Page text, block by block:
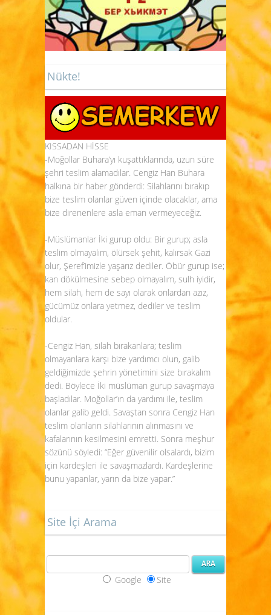
Nükte!
KISSADAN HİSSE
-Moğollar Buhara’yı kuşattıklarında, uzun süre
şehri teslim alamadılar. Cengiz Han Buhara
halkına bir haber gönderdi: Silahlarını bırakıp
bize teslim olanlar güven içinde olacaklar, ama
bize direnenlere asla eman vermeyeceğiz.
-Müslümanlar İki gurup oldu: Bir gurup; asla
teslim olmayalım, ölürsek şehit, kalırsak Gazi
olur, Şeref’imizle yaşarız dediler. Öbür gurup ise;
kan dökülmesine sebep olmayalım, sulh iyidir,
hem silah, hem de sayı olarak onlardan azız,
gücümüz onlara yetmez, dediler ve teslim
oldular.
-Cengiz Han, silah bırakanlara; teslim
olmayanlara karşı bize yardımcı olun, galib
geldiğimizde şehrin yönetimini size bırakalım
dedi. Böylece İki müslüman gurup savaşmaya
başladılar. Moğollar’ın da yardımı ile, teslim
olanlar galib geldi. Savaştan sonra Cengiz Han
teslim olanların silahlarının alınmasını ve
kafalarının kesilmesini emretti. Sonra meşhur
sözünü söyledi: “Eğer güvenilir olsalardı, bizim
için kardeşleri ile savaşmazlardı. Kardeşlerine
bunu yapanlar, yarın da bize yapar.”
Site İçi Arama
Google Site